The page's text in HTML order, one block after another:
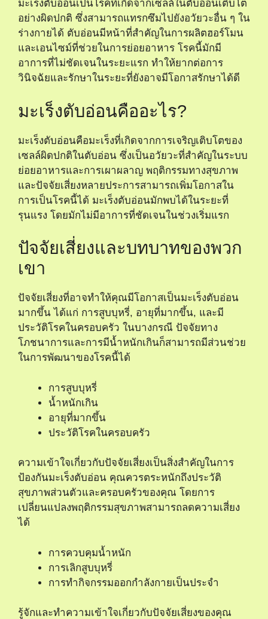
มะเร็งตับอ่อนเป็นโรคที่เกิดจากเซลล์ในตับอ่อนเติบโต
อย่างผิดปกติ ซึ่งสามารถแทรกซึมไปยังอวัยวะอื่น ๆ ใน
ร่างกายได้ ตับอ่อนมีหน้าที่สำคัญในการผลิตฮอร์โมน
และเอนไซม์ที่ช่วยในการย่อยอาหาร โรคนี้มักมี
อาการที่ไม่ชัดเจนในระยะแรก ทำให้ยากต่อการ
วินิจฉัยและรักษาในระยะที่ยังอาจมีโอกาสรักษาได้ดี
มะเร็งตับอ่อนคืออะไร?
มะเร็งตับอ่อนคือมะเร็งที่เกิดจากการเจริญเติบโตของ
เซลล์ผิดปกติในตับอ่อน ซึ่งเป็นอวัยวะที่สำคัญในระบบ
ย่อยอาหารและการเผาผลาญ พฤติกรรมทางสุขภาพ
และปัจจัยเสี่ยงหลายประการสามารถเพิ่มโอกาสใน
การเป็นโรคนี้ได้ มะเร็งตับอ่อนมักพบได้ในระยะที่
รุนแรง โดยมักไม่มีอาการที่ชัดเจนในช่วงเริ่มแรก
ปัจจัยเสี่ยงและบทบาทของพวก
เขา
ปัจจัยเสี่ยงที่อาจทำให้คุณมีโอกาสเป็นมะเร็งตับอ่อน
มากขึ้น ได้แก่ การสูบบุหรี่, อายุที่มากขึ้น, และมี
ประวัติโรคในครอบครัว ในบางกรณี ปัจจัยทาง
โภชนาการและการมีน้ำหนักเกินก็สามารถมีส่วนช่วย
ในการพัฒนาของโรคนี้ได้
การสูบบุหรี่
น้ำหนักเกิน
อายุที่มากขึ้น
ประวัติโรคในครอบครัว
ความเข้าใจเกี่ยวกับปัจจัยเสี่ยงเป็นสิ่งสำคัญในการ
ป้องกันมะเร็งตับอ่อน คุณควรตระหนักถึงประวัติ
สุขภาพส่วนตัวและครอบครัวของคุณ โดยการ
เปลี่ยนแปลงพฤติกรรมสุขภาพสามารถลดความเสี่ยง
ได้
การควบคุมน้ำหนัก
การเลิกสูบบุหรี่
การทำกิจกรรมออกกำลังกายเป็นประจำ
รู้จักและทำความเข้าใจเกี่ยวกับปัจจัยเสี่ยงของคุณ